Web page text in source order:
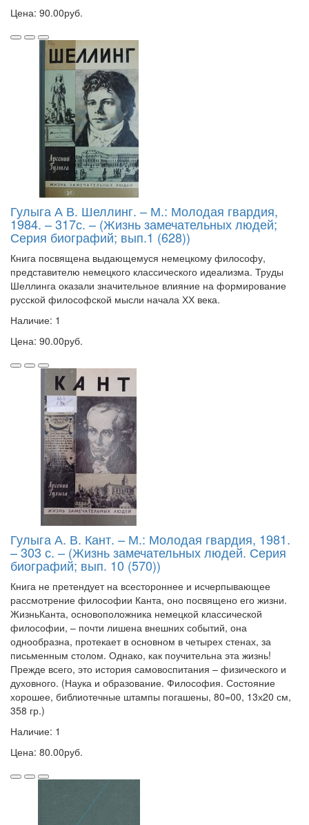
Цена: 90.00руб.
Гулыга А В. Шеллинг. – М.: Молодая гвардия,
1984. – 317с. – (Жизнь замечательных людей;
Серия биографий; вып.1 (628))
Книга посвящена выдающемуся немецкому философу,
представителю немецкого классического идеализма. Труды
Шеллинга оказали значительное влияние на формирование
русской философской мысли начала ХХ века.
Наличие: 1
Цена: 90.00руб.
Гулыга А. В. Кант. – М.: Молодая гвардия, 1981.
– 303 с. – (Жизнь замечательных людей. Серия
биографий; вып. 10 (570))
Книга не претендует на всестороннее и исчерпывающее
рассмотрение философии Канта, оно посвящено его жизни.
ЖизньКанта, основоположника немецкой классической
философии, – почти лишена внешних событий, она
однообразна, протекает в основном в четырех стенах, за
письменным столом. Однако, как поучительна эта жизнь!
Прежде всего, это история самовоспитания – физического и
духовного. (Наука и образование. Философия. Состояние
хорошее, библиотечные штампы погашены, 80=00, 13х20 см,
358 гр.)
Наличие: 1
Цена: 80.00руб.